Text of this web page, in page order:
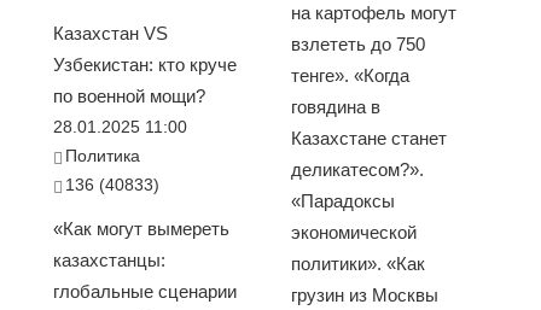
Казахстан VS
Узбекистан: кто круче
по военной мощи?
28.01.2025 11:00
Политика
136 (40833)
«Как могут вымереть
казахстанцы:
глобальные сценарии
на картофель могут
взлететь до 750
тенге». «Когда
говядина в
Казахстане станет
деликатесом?».
«Парадоксы
экономической
политики». «Как
грузин из Москвы